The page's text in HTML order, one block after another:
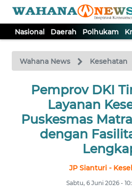
Nasional Daerah Polhukam
Wahana News Kesehatan
Pemprov DKI
Layanan
Puskesmas
dengan
JP Sianturi -
Sabtu, 6 Juni 2026 -
TV
Tutup
NASIONAL
DAERAH